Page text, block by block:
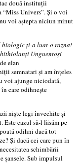
două instituţii
Univers”. Şi o voi
voi aştepta niciun minut
biologic ţi-a luat-o razna!
Unguentoşi
elan
semnatari şi am înţeles
voi ajunge niciodată,
care odihneşte
legi învechite şi
cazul să-l lăsăm pe
odihni dacă tot
Şi dacă cei care pun în
schimbării
şansele. Sub impulsul